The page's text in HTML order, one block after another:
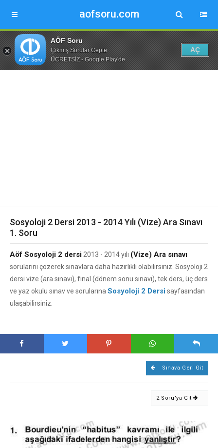
aofsoru.com
AÖF Soru
Çıkmış Sorular Cepte
ÜCRETSİZ - Google Play'de
AÇ
Sosyoloji 2 Dersi 2013 - 2014 Yılı (Vize) Ara Sınavı
1. Soru
Aöf Sosyoloji 2 dersi 2013 - 2014 yılı (Vize) Ara sınavı
sorularını çözerek sınavlara daha hazırlıklı olabilirsiniz. Sosyoloji 2
dersi vize (ara sınavı), final (dönem sonu sınavı), tek ders, üç ders
ve yaz okulu sınav ve sorularına Sosyoloji 2 Dersisayfasından
ulaşabilirsiniz.
Sınava Geri Git
2 Soru'ya Git